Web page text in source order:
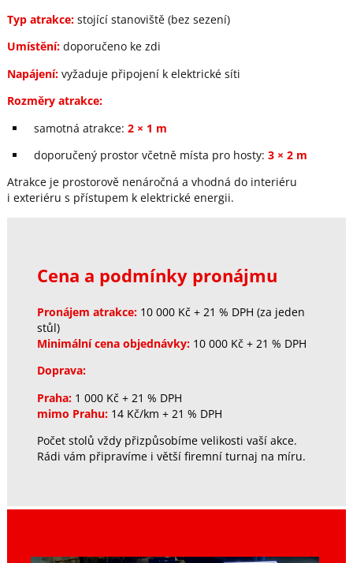
Typ atrakce:stojící stanoviště (bez sezení)
Umístění:doporučeno ke zdi
Napájení:vyžaduje připojení k elektrické síti
Rozměry atrakce:
samotná atrakce: 2 × 1 m
doporučený prostor včetně místa pro hosty: 3 × 2 m
Atrakce je prostorově nenáročná a vhodná do interiéru
i exteriéru s přístupem k elektrické energii.
Cena a podmínky pronájmu
Pronájem atrakce:10 000 Kč + 21 % DPH (za jeden
stůl)
Minimální cena objednávky:10 000 Kč + 21 % DPH
Doprava:
Praha:1 000 Kč + 21 % DPH
mimo Prahu:14 Kč/km + 21 % DPH
Počet stolů vždy přizpůsobíme velikosti vaší akce.
Rádi vám připravíme i větší firemní turnaj na míru.